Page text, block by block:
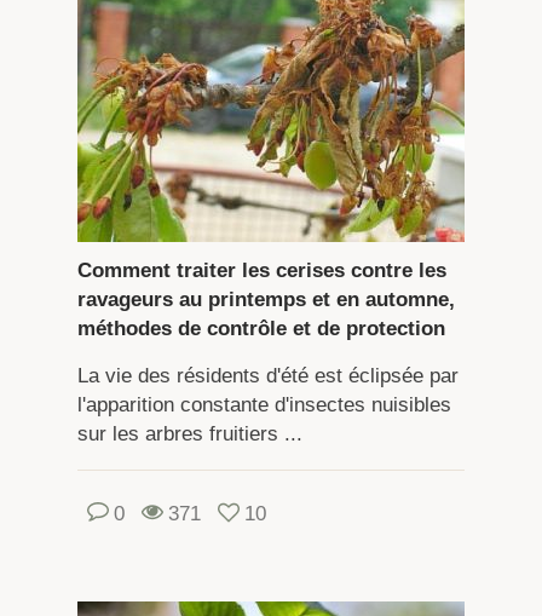
Comment traiter les cerises contre les
ravageurs au printemps et en automne,
méthodes de contrôle et de protection
La vie des résidents d'été est éclipsée par
l'apparition constante d'insectes nuisibles
sur les arbres fruitiers ...
0 371 10